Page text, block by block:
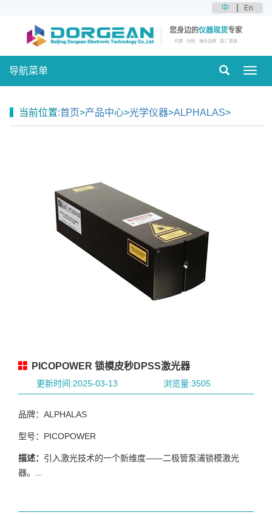
中 En
您身边的仪器现货专家
代理 分销 海外品牌 原厂原装
导航菜单
当前位置:首页>产品中心>光学仪器>ALPHALAS>
PICOPOWER 锁模皮秒DPSS激光器
更新时间:2025-03-13 浏览量:3505
品牌：ALPHALAS
型号：PICOPOWER
描述： 引入激光技术的一个新维度——二极管泵浦锁模激光
器。...